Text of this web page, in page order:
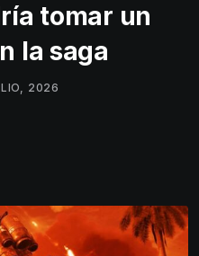
tomar un
la saga
2026